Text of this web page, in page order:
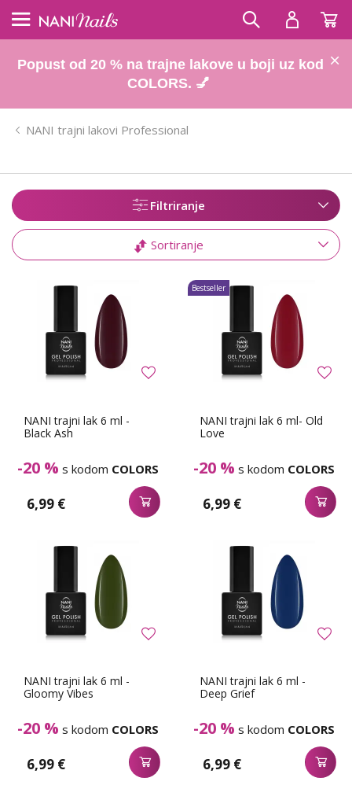
Popust od 20 % na trajne lakove u boji uz kod
COLORS. 💅
NANI trajni lakovi Professional
Filtriranje
Sortiranje
NANI trajni lak 6 ml -
Black Ash
-20 % s kodom COLORS
6,99 €
NANI trajni lak 6 ml- Old
Love
-20 % s kodom COLORS
6,99 €
Bestseller
NANI trajni lak 6 ml -
Gloomy Vibes
-20 % s kodom COLORS
6,99 €
NANI trajni lak 6 ml -
Deep Grief
-20 % s kodom COLORS
6,99 €